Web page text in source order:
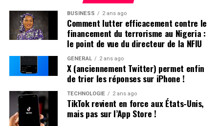
significativement l’électrification de leurs flottes
professionnelles dans un avenir proche.
pense que mes parents ont opté pour un prénom parmi
les plus répandus en France plutôt qu’en hommage à
Victor Hugo », confie-t-il.
Une Enfance Entourée d’Autres « Hugo »
Dès son plus jeune âge, Hugo se retrouve entouré
d’autres enfants portant le même nom. Selon les
statistiques de l’Insee,7 694 garçons ont été
prénommés Hugo en 2000,faisant de ce prénom le
quatrième plus populaire cette année-là. À l’école
BUSINESS 2 ans ago
Comment lutter efficacement contre le
financement du terrorisme au Nigeria :
le point de vue du directeur de la NFIU
GÉNÉRAL 2 ans ago
X (anciennement Twitter) permet enfin
de trier les réponses sur iPhone !
TECHNOLOGIE 2 ans ago
TikTok revient en force aux États-Unis,
mais pas sur l’App Store !